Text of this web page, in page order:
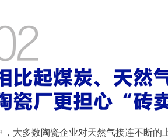
大多数陶瓷企业对天然气接连不断